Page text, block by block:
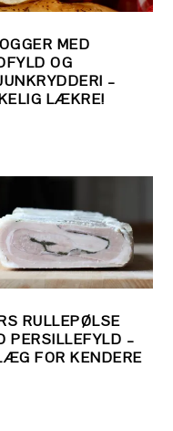
MED
OG
–
LÆKRE!
RULLEPØLSE
PERSILLEFYLD –
FOR KENDERE